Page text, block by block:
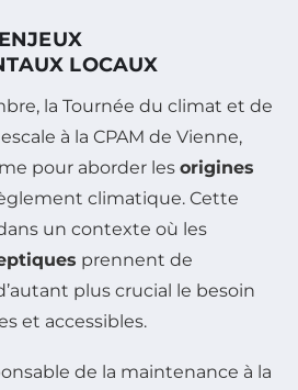
LOCAUX
la Tournée du climat et de
à la CPAM de Vienne,
pour aborder les origines
climatique. Cette
un contexte où les
prennent de
plus crucial le besoin
et accessibles.
de la maintenance à la